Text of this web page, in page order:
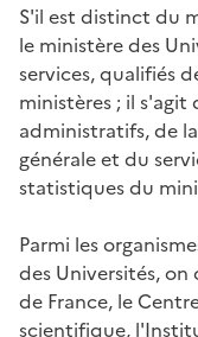
S'il est distinct du
le ministère des
services, qualifiés
ministères ; il
administratifs, de
générale et du
statistiques du
Parmi les
des Universités,
de France, le
scientifique,